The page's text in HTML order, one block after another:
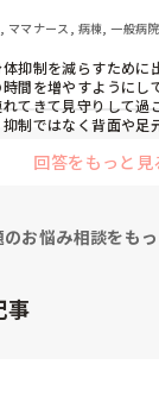
ママナース, 病棟, 一般病
抑制を減らすために
間を増やすようにし
てきて見守りして過
制ではなく背面や足
テーテル、mgカテー
回答をもっと見
のお悩み相談をも
事